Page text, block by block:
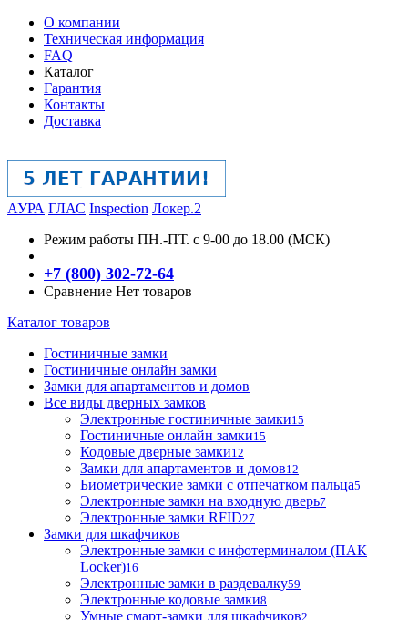
О компании
Техническая информация
FAQ
Каталог
Гарантия
Контакты
Доставка
АУРА ГЛАС Inspection Локер.2
Режим работы ПН.-ПТ. с 9-00 до 18.00 (МСК)
+7 (800) 302-72-64
Сравнение Нет товаров
Каталог товаров
Гостиничные замки
Гостиничные онлайн замки
Замки для апартаментов и домов
Все виды дверных замков
Электронные гостиничные замки15
Гостиничные онлайн замки15
Кодовые дверные замки12
Замки для апартаментов и домов12
Биометрические замки с отпечатком пальца5
Электронные замки на входную дверь7
Электронные замки RFID27
Замки для шкафчиков
Электронные замки с инфотерминалом (ПАК
Locker)16
Электронные замки в раздевалку59
Электронные кодовые замки8
Умные смарт-замки для шкафчиков2